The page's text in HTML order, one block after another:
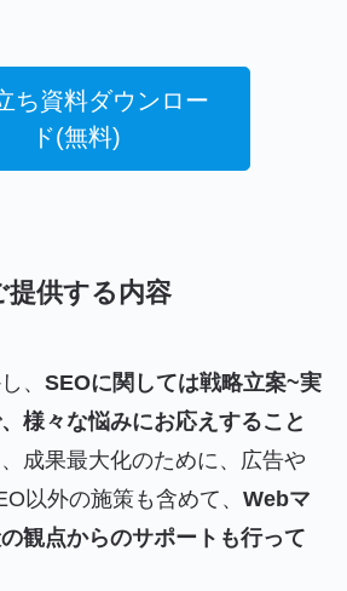
ち資料ダウンロー
ド(無料)
提供する内容
、 SEOに関しては戦略立案~実
様々な悩みにお応えすること
成果最大化のために、広告や
以外の施策も含めて、 Webマ
観点からのサポートも行って